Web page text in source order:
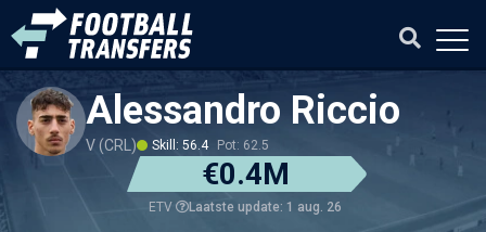
Alessandro Riccio
V (CRL) Skill: 56.4 Pot: 62.5
€0.4M
ETV Laatste update: 1 aug. 26